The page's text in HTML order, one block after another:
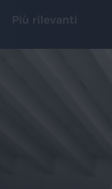
Più rilevanti